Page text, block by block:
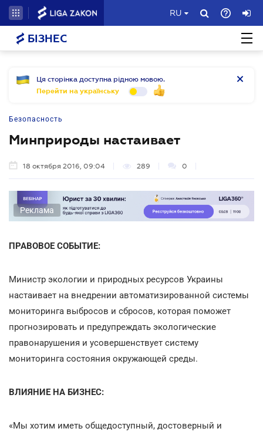
RU
БІЗНЕС
Ця сторінка доступна рідною мовою.
Перейти на українську
Безопасность
Минприроды настаивает
18 октября 2016, 09:04 289 0
Реклама
ПРАВОВОЕ СОБЫТИЕ:
Министр экологии и природных ресурсов Украины
настаивает на внедрении автоматизированной системы
мониторинга выбросов и сбросов, которая поможет
прогнозировать и предупреждать экологические
правонарушения и усовершенствует систему
мониторинга состояния окружающей среды.
ВЛИЯНИЕ НА БИЗНЕС:
«Мы хотим иметь общедоступный, достоверный и